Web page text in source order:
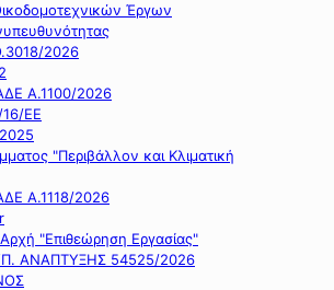
Έργων
2026
Α.1100/2026
16/ΕΕ
"Περιβάλλον και Κλιματική
Α.1118/2026
"Επιθεώρηση Εργασίας"
ΑΝΑΠΤΥΞΗΣ 54525/2026